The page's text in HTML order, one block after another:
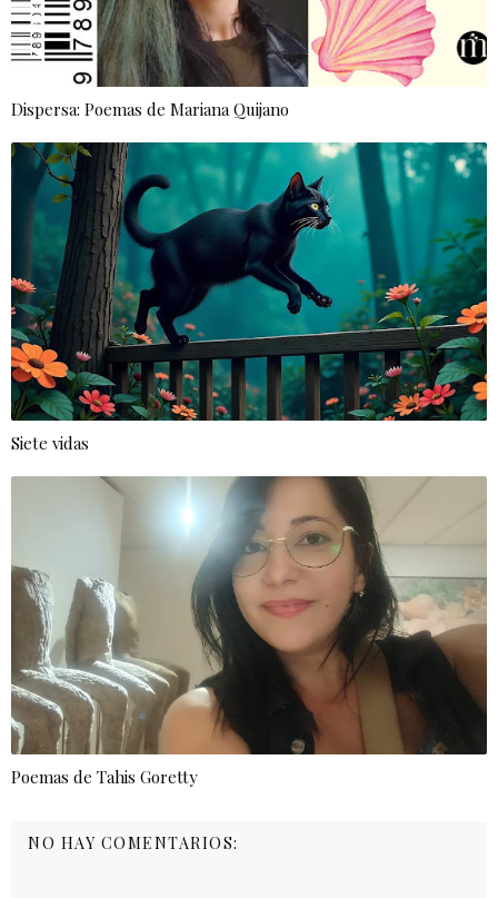
Dispersa: Poemas de Mariana Quijano
Siete vidas
Poemas de Tahis Goretty
NO HAY COMENTARIOS: